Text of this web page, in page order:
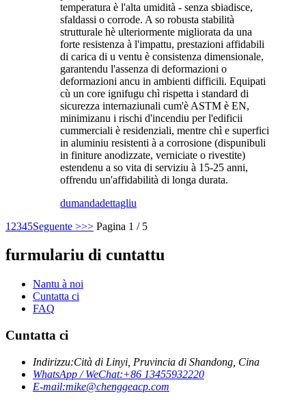
temperatura è l'alta umidità - senza sbiadisce,
sfaldassi o corrode. A so robusta stabilità
strutturale hè ulteriormente migliorata da una
forte resistenza à l'impattu, prestazioni affidabili
di carica di u ventu è consistenza dimensionale,
garantendu l'assenza di deformazioni o
deformazioni ancu in ambienti difficili. Equipati
cù un core ignifugu chì rispetta i standard di
sicurezza internaziunali cum'è ASTM è EN,
minimizanu i rischi d'incendiu per l'edificii
cummerciali è residenziali, mentre chì e superfici
in aluminiu resistenti à a corrosione (dispunibuli
in finiture anodizzate, verniciate o rivestite)
estendenu a so vita di serviziu à 15-25 anni,
offrendu un'affidabilità di longa durata.
dumandadettagliu
1 2345Seguente >>> Pagina 1 / 5
furmulariu di cuntattu
Nantu à noi
Cuntatta ci
FAQ
Cuntatta ci
Indirizzu:Cità ​​di Linyi, Pruvincia di Shandong, Cina
WhatsApp / WeChat:+86 13455932220
E-mail:mike@chenggeacp.com